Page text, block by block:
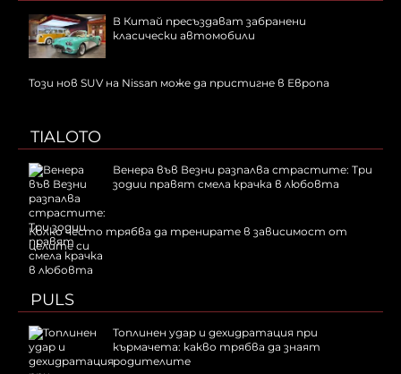
В Китай пресъздават забранени
класически автомобили
Този нов SUV на Nissan може да пристигне в Европа
TIALOTO
Венера във Везни разпалва страстите: Три
зодии правят смела крачка в любовта
Колко често трябва да тренирате в зависимост от
целите си
PULS
Топлинен удар и дехидратация при
кърмачета: какво трябва да знаят
родителите